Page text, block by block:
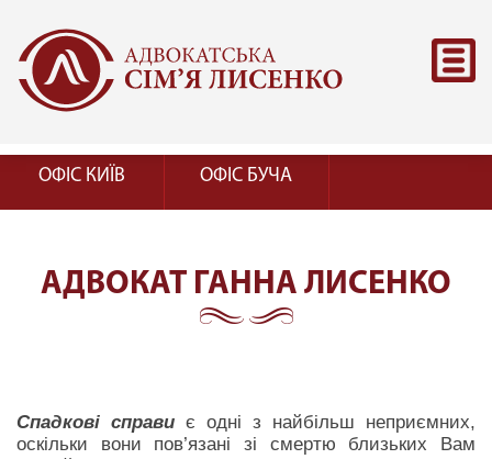
ОФІС КИЇВ ОФІС БУЧА
АДВОКАТ ГАННА ЛИСЕНКО
Спадкові справи є одні з найбільш неприємних,
оскільки вони пов’язані зі смертю близьких Вам